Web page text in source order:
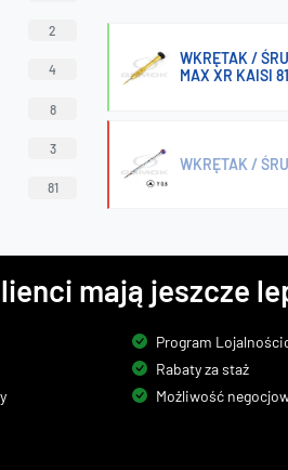
2
4
8
3
81
WKRĘTAK /
MAX XR KAISI
WKRĘTAK /
mają jeszcze
Program
Rabaty za staż
Możliwość